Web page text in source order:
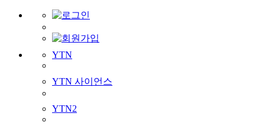
YTN
YTN 사이언스
YTN2